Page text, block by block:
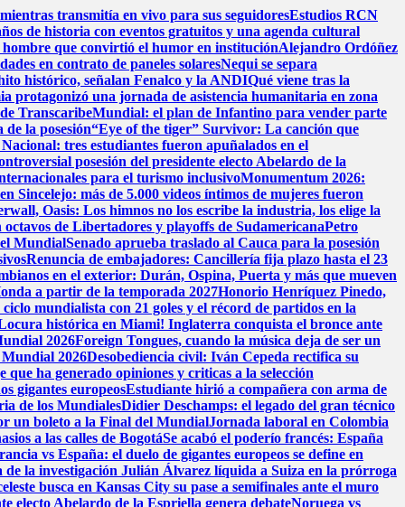
transmitía en vivo para sus seguidoresEstudios RCN
de historia con eventos gratuitos y una agenda cultural
que convirtió el humor en instituciónAlejandro Ordóñez
en contrato de paneles solaresNequi se separa
histórico, señalan Fenalco y la ANDIQué viene tras la
protagonizó una jornada de asistencia humanitaria en zona
TranscaribeMundial: el plan de Infantino para vender parte
la posesión“Eye of the tiger” Survivor: La canción que
tres estudiantes fueron apuñalados en el
posesión del presidente electo Abelardo de la
para el turismo inclusivoMonumentum 2026:
Sincelejo: más de 5.000 videos íntimos de mujeres fueron
Oasis: Los himnos no los escribe la industria, los elige la
de Libertadores y playoffs de SudamericanaPetro
MundialSenado aprueba traslado al Cauca para la posesión
Renuncia de embajadores: Cancillería fija plazo hasta el 23
en el exterior: Durán, Ospina, Puerta y más que mueven
a partir de la temporada 2027Honorio Henríquez Pinedo,
mundialista con 21 goles y el récord de partidos en la
histórica en Miami! Inglaterra conquista el bronce ante
2026Foreign Tongues, cuando la música deja de ser un
2026Desobediencia civil: Iván Cepeda rectifica su
ha generado opiniones y criticas a la selección
gigantes europeosEstudiante hirió a compañera con arma de
de los MundialesDidier Deschamps: el legado del gran técnico
un boleto a la Final del MundialJornada laboral en Colombia
a las calles de BogotáSe acabó el poderío francés: España
vs España: el duelo de gigantes europeos se define en
la investigación Julián Álvarez líquida a Suiza en la prórroga
busca en Kansas City su pase a semifinales ante el muro
electo Abelardo de la Espriella genera debateNoruega vs